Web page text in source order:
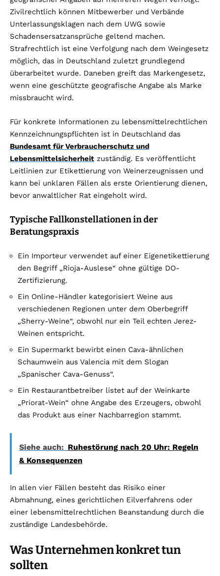
Zivilrechtlich können Mitbewerber und Verbände
Unterlassungsklagen nach dem UWG sowie
Schadensersatzansprüche geltend machen.
Strafrechtlich ist eine Verfolgung nach dem Weingesetz
möglich, das in Deutschland zuletzt grundlegend
überarbeitet wurde. Daneben greift das Markengesetz,
wenn eine geschützte geografische Angabe als Marke
missbraucht wird.
Für konkrete Informationen zu lebensmittelrechtlichen
Kennzeichnungspflichten ist in Deutschland das
Bundesamt für Verbraucherschutz und
Lebensmittelsicherheit zuständig. Es veröffentlicht
Leitlinien zur Etikettierung von Weinerzeugnissen und
kann bei unklaren Fällen als erste Orientierung dienen,
bevor anwaltlicher Rat eingeholt wird.
Typische Fallkonstellationen in der
Beratungspraxis
Ein Importeur verwendet auf einer Eigenetikettierung
den Begriff „Rioja-Auslese“ ohne gültige DO-
Zertifizierung.
Ein Online-Händler kategorisiert Weine aus
verschiedenen Regionen unter dem Oberbegriff
„Sherry-Weine“, obwohl nur ein Teil echten Jerez-
Weinen entspricht.
Ein Supermarkt bewirbt einen Cava-ähnlichen
Schaumwein aus Valencia mit dem Slogan
„Spanischer Cava-Genuss“.
Ein Restaurantbetreiber listet auf der Weinkarte
„Priorat-Wein“ ohne Angabe des Erzeugers, obwohl
das Produkt aus einer Nachbarregion stammt.
Siehe auch: Ruhestörung nach 20 Uhr: Regeln
& Konsequenzen
In allen vier Fällen besteht das Risiko einer
Abmahnung, eines gerichtlichen Eilverfahrens oder
einer lebensmittelrechtlichen Beanstandung durch die
zuständige Landesbehörde.
Was Unternehmen konkret tun
sollten